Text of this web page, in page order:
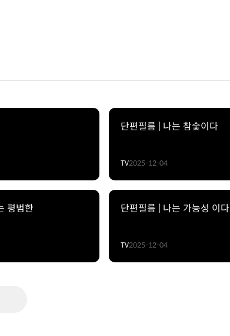
단편필름 | 나는 참숯이다
TV2025-12-04
단편필름 | 나는 가능성 이다
TV2025-12-04